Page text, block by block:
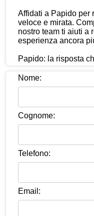
Affidati a Papido per
veloce e mirata.
nostro team ti aiuti a
esperienza ancora
Papido: la risposta
Nome:
Cognome:
Telefono:
Email: